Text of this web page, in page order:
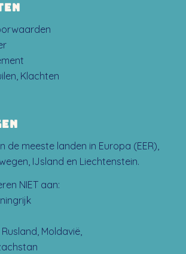
Klachten
de meeste landen in Europa (EER),
IJsland en Liechtenstein.
NIET aan:
Moldavië,